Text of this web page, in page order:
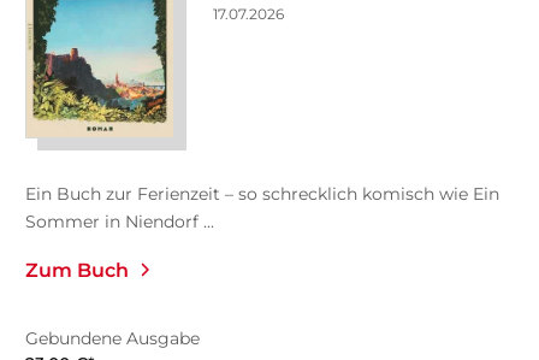
17.07.2026
Ein Buch zur Ferienzeit – so schrecklich komisch wie Ein
Sommer in Niendorf ...
Zum Buch
Gebundene Ausgabe